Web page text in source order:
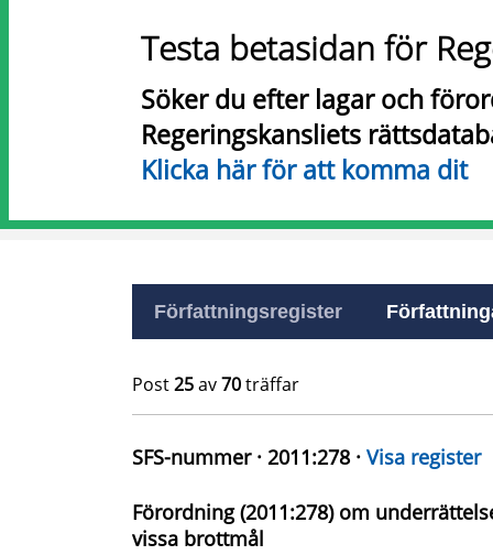
Testa betasidan för
Söker du efter lagar och
Regeringskansliets
Klicka här för att komma dit
Författningsregister
Post25av70träffar
SFS-nummer · 2011:278 · Visa register
Förordning (2011:278) om
vissa brottmål